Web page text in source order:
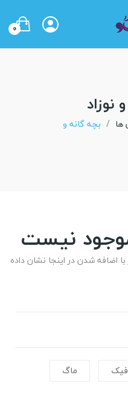
0
نوزاد
ها
بچه گانه و
ماگ
نیست
شدن در اینجا نشان داده